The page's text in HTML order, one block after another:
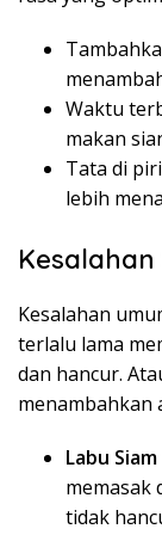
Waktu
makan
Tata di
lebih
Kesalahan
terlalu lama
dan hancur.
menambahkan
Labu
memasak
tidak